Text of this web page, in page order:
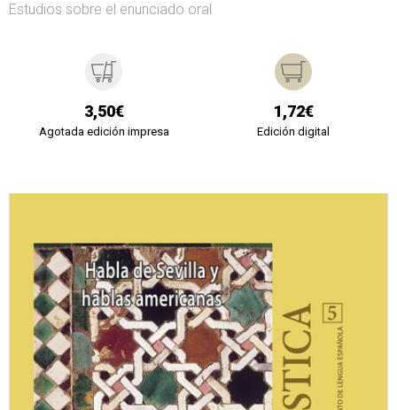
Estudios sobre el enunciado oral
3,50€
Agotada edición impresa
1,72€
Edición digital